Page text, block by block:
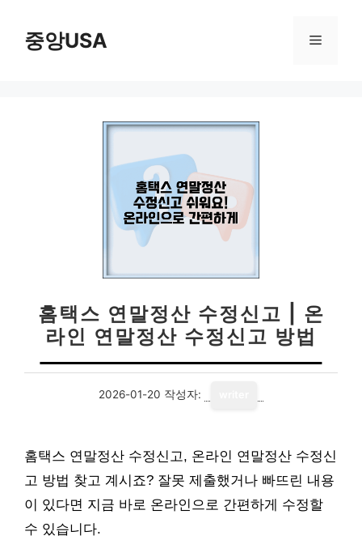
중앙USA 메
홈택스 연말정산 수정신고 | 온
라인 연말정산 수정신고 방법
2026-01-20 작성자:
홈택스 연말정산 수정신고, 온라인 연말정산 수정신
고 방법 찾고 계시죠? 잘못 제출했거나 빠뜨린 내용
이 있다면 지금 바로 온라인으로 간편하게 수정할
수 있습니다.